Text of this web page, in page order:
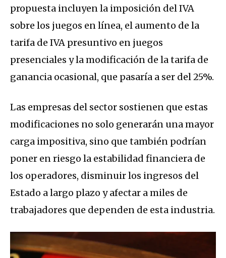
propuesta incluyen la imposición del IVA
sobre los juegos en línea, el aumento de la
tarifa de IVA presuntivo en juegos
presenciales y la modificación de la tarifa de
ganancia ocasional, que pasaría a ser del 25%.
Las empresas del sector sostienen que estas
modificaciones no solo generarán una mayor
carga impositiva, sino que también podrían
poner en riesgo la estabilidad financiera de
los operadores, disminuir los ingresos del
Estado a largo plazo y afectar a miles de
trabajadores que dependen de esta industria.